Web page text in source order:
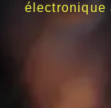
électronique